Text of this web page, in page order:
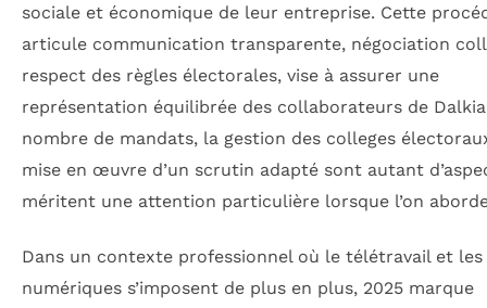
sociale et économique de leur entreprise. Cette
articule communication transparente, négociation
respect des règles électorales, vise à assurer une
représentation équilibrée des collaborateurs de
nombre de mandats, la gestion des colleges
mise en œuvre d’un scrutin adapté sont autant
méritent une attention particulière lorsque l’on
Dans un contexte professionnel où le télétravail et
numériques s’imposent de plus en plus, 2025 marque